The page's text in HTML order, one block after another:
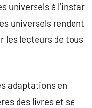
universels à l’instar
universels rendent
les lecteurs de tous
adaptations en
des livres et se